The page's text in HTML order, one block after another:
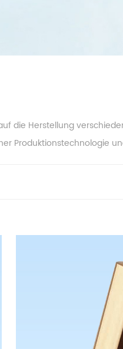
die Herstellung
Produktionstechnologie